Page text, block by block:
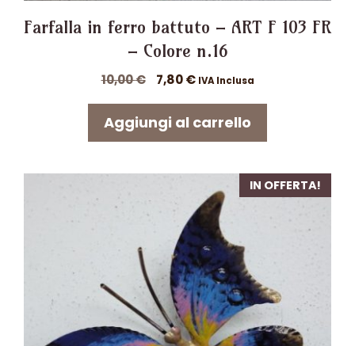
Farfalla in ferro battuto – ART F 103 FR
– Colore n.16
10,00€
Il
originale
era:
7,80€Il
attuale
IVA Inclusa
Aggiungi al carrello
IN OFFERTA!